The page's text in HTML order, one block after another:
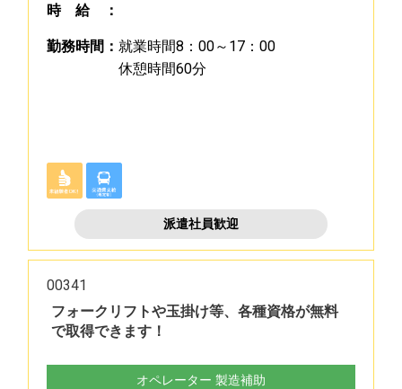
時 給 ：
勤務時間 ： 就業時間8：00～17：00
休憩時間60分
派遣社員歓迎
00341
フォークリフトや玉掛け等、各種資格が無料
で取得できます！
オペレーター 製造補助